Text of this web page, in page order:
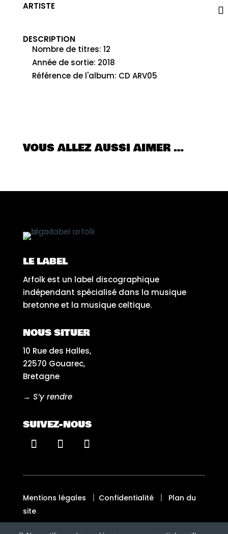
ARTISTE
DESCRIPTION
Nombre de titres: 12
Année de sortie: 2018
Référence de l'album: CD ARV05
VOUS ALLEZ AUSSI AIMER …
LE LABEL
Arfolk est un label discographique
indépendant spécialisé dans la musique
bretonne et la musique celtique.
NOUS SITUER
10 Rue des Halles,
22570 Gouarec,
Bretagne
→ S’y rendre
SUIVEZ-NOUS
Mentions légales | Confidentialité| Plan du
site